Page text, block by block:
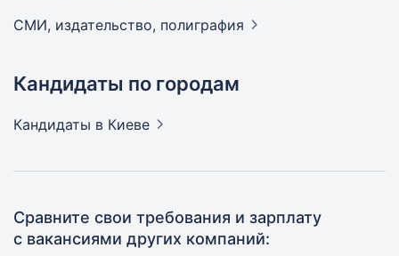
СМИ, издательство, полиграфия
Кандидаты по городам
Кандидаты в Киеве
Сравните свои требования и зарплату
с вакансиями других компаний: